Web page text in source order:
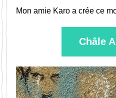
Mon amie Karo a crée ce
Châle